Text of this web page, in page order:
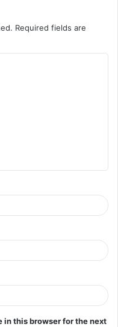
Required fields are
in this browser for the next